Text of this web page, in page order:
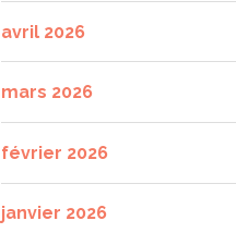
avril 2026
mars 2026
février 2026
janvier 2026